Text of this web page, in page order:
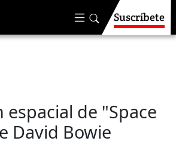
Suscríbete
espacial de "Space
David Bowie